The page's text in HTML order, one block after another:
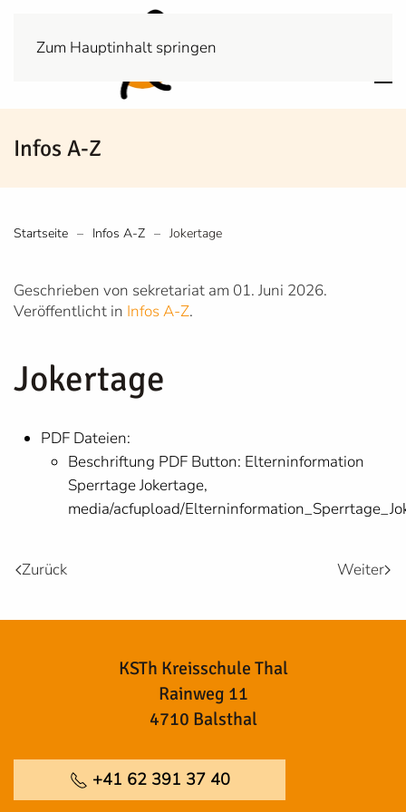
Zum Hauptinhalt springen
Infos A-Z
Startseite Infos A-Z Jokertage
Geschrieben von sekretariat am 01. Juni 2026.
Veröffentlicht in Infos A-Z.
Jokertage
PDF Dateien:
Beschriftung PDF Button: Elterninformation
Sperrtage Jokertage,
media/acfupload/
Zurück Weiter
KSTh Kreisschule Thal
Rainweg 11
4710 Balsthal
+41 62 391 37 40